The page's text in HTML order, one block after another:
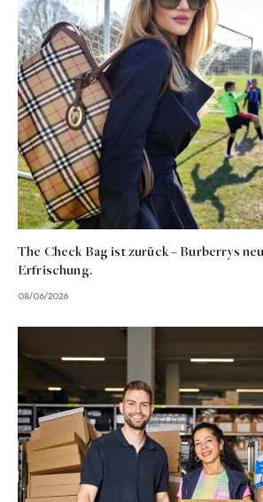
The Check Bag ist zurück – Burberrys
Erfrischung.
08/06/2026